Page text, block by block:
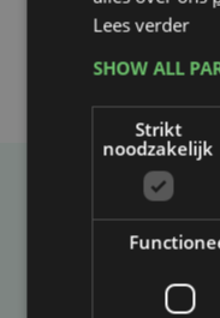
Heb je een taal-
Lees verder
SHOW ALL
Strikt
noodzakelijk